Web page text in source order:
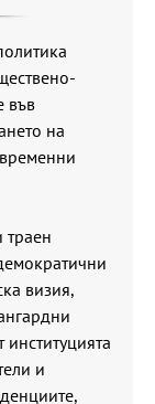
във
на
траен
визия,
и